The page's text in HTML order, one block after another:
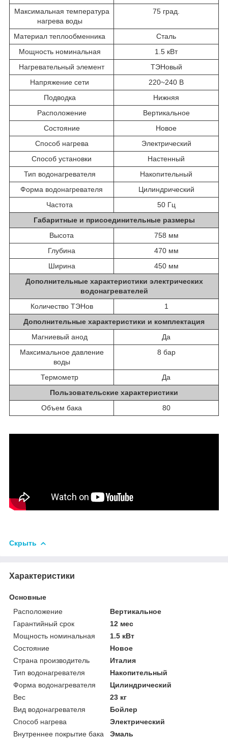
Максимальная температура
нагрева воды
75 град.
Материал теплообменника
Сталь
Мощность номинальная
1.5 кВт
Нагревательный элемент
ТЭНовый
Напряжение сети
220~240 В
Подводка
Нижняя
Расположение
Вертикальное
Состояние
Новое
Способ нагрева
Электрический
Способ установки
Настенный
Тип водонагревателя
Накопительный
Форма водонагревателя
Цилиндрический
Частота
50 Гц
Габаритные и присоединительные размеры
Высота
758 мм
Глубина
470 мм
Ширина
450 мм
Дополнительные характеристики электрических
водонагревателей
Количество ТЭНов
1
Дополнительные характеристики и комплектация
Магниевый анод
Да
Максимальное давление
воды
8 бар
Термометр
Да
Пользовательские характеристики
Объем бака
80
Скрыть
Характеристики
Основные
Расположение
Вертикальное
Гарантийный срок
12 мес
Мощность номинальная
1.5 кВт
Состояние
Новое
Страна производитель
Италия
Тип водонагревателя
Накопительный
Форма водонагревателя
Цилиндрический
Вес
23 кг
Вид водонагревателя
Бойлер
Способ нагрева
Электрический
Внутреннее покрытие бака
Эмаль